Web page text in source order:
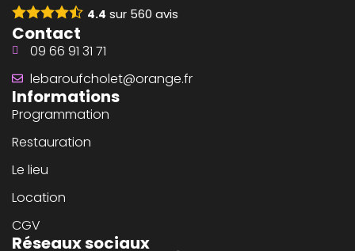
4.4 sur 560 avis
Contact
09 66 91 31 71
lebaroufcholet@orange.fr
Informations
Programmation
Restauration
Le lieu
Location
CGV
Réseaux sociaux